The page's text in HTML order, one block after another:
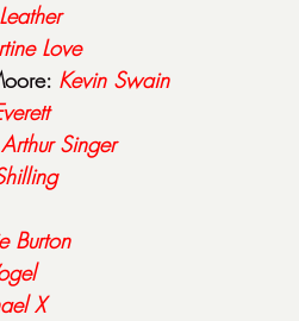
Love
Kevin Swain
Singer
Burton
X